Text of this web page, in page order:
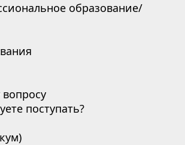
образование/
поступать?